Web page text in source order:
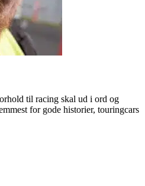
til racing skal ud i ord og
for gode historier, touringcars